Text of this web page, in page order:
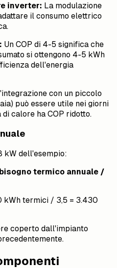
inverter: La modulazione
il consumo elettrico
Un COP di 4-5 significa che
si ottengono 4-5 kWh
dell'energia
con un piccolo
può essere utile nei giorni
calore ha COP ridotto.
kW dell'esempio:
termico annuale /
kWh termici / 3,5 = 3.430
coperto dall'impianto